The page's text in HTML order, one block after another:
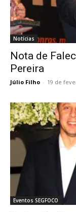
Notícias
Nota de
Pereira
Júlio Filho - 19 de
Eventos SEGFOCO